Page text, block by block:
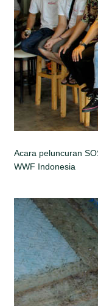
Acara peluncuran
WWF Indonesia